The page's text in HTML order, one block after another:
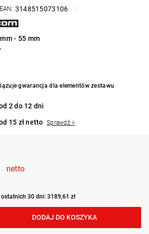
EAN: 3148515073106
- 55 mm
gwarancja dla elementów zestawu
2 do 12 dni
15 zł netto Sprawdź >
netto
30 dni: 3189,61 zł
DODAJ DO KOSZYKA